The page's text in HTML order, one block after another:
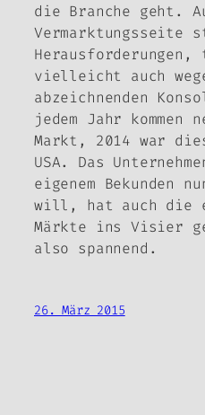
die Branche geht.
Vermarktungsseite
vielleicht auch
abzeichnenden
jedem Jahr kommen
Markt, 2014 war
USA. Das
eigenem Bekunden
will, hat auch die
Märkte ins Visier
also spannend.
26. März 2015